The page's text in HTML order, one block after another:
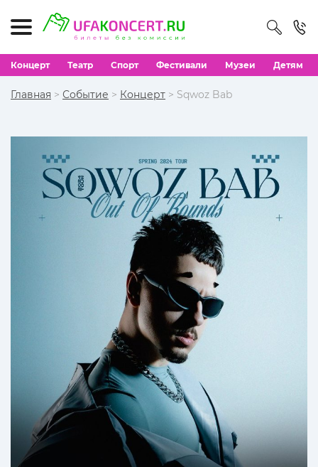
Концерт Театр Спорт Фестивали Музеи Детям
Главная > Событие > Концерт > Sqwoz Bab